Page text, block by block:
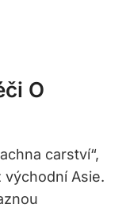
O
carství“,
východní Asie.